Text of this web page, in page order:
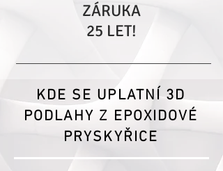
ZÁRUKA
25 LET!
KDE SE UPLATNÍ 3D
PODLAHY Z EPOXIDOVÉ
PRYSKYŘICE